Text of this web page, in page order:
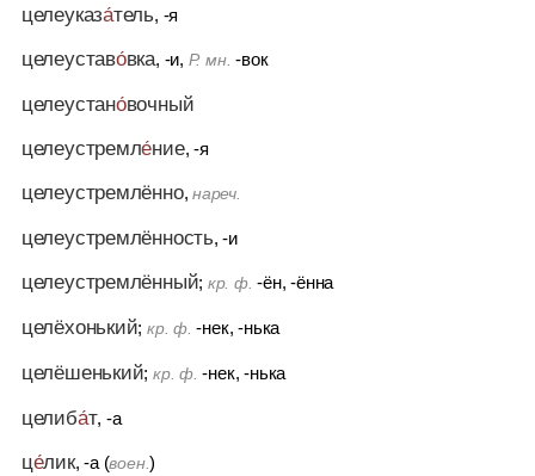
целеуказа́тель, -я
целеуставо́вка, -и, Р. мн. -вок
целеустано́вочный
целеустремле́ние, -я
целеустремлённо,нареч.
целеустремлённость, -и
целеустремлённый; кр. ф. -ён, -ённа
целёхонький;кр. ф. -нек, -нька
целёшенький;кр. ф. -нек, -нька
целиба́т, -а
це́лик, -а (воен.)